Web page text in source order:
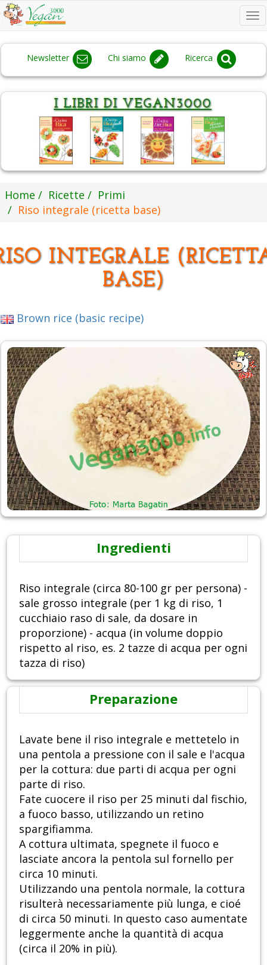
Newsletter Chi siamo Ricerca
Home Ricette
Primi
Riso integrale (ricetta base)
INTEGRALE
BASE)
Brown rice (basic recipe)
Ingredienti
Riso integrale (circa 80-100 gr per persona) -
sale grosso integrale (per 1 kg di riso, 1
cucchiaio raso di sale, da dosare in
proporzione) - acqua (in volume doppio
rispetto al riso, es. 2 tazze di acqua per ogni
tazza di riso)
Preparazione
Lavate bene il riso integrale e mettetelo in
una pentola a pressione con il sale e l'acqua
per la cottura: due parti di acqua per ogni
parte di riso.
Fate cuocere il riso per 25 minuti dal fischio,
a fuoco basso, utilizzando un retino
spargifiamma.
A cottura ultimata, spegnete il fuoco e
lasciate ancora la pentola sul fornello per
circa 10 minuti.
Utilizzando una pentola normale, la cottura
risulterà necessariamente più lunga, e cioé
di circa 50 minuti. In questo caso aumentate
leggermente anche la quantità di acqua
(circa il 20% in più).